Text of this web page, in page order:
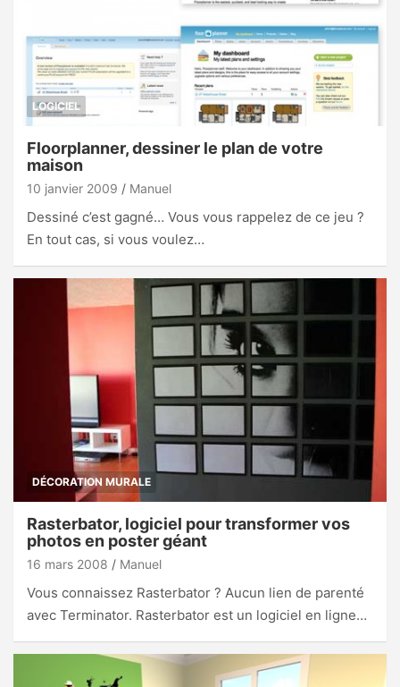
LOGICIEL
Floorplanner, dessiner le plan de votre
maison
10 janvier 2009 Manuel
Dessiné c’est gagné… Vous vous rappelez de ce jeu ?
En tout cas, si vous voulez…
DÉCORATION MURALE
Rasterbator, logiciel pour transformer vos
photos en poster géant
16 mars 2008 Manuel
Vous connaissez Rasterbator ? Aucun lien de parenté
avec Terminator. Rasterbator est un logiciel en ligne…